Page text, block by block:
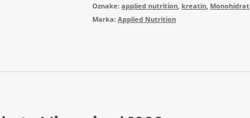
Oznake:applied nutrition kreatin Monohidrat
Marka:Applied Nutrition